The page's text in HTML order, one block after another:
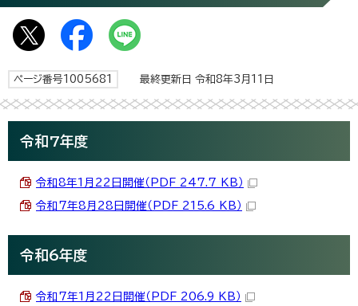
ページ番号1005681 最終更新日 令和8年3月11日
令和7年度
令和8年1月22日開催（PDF 247.7 KB）
令和7年8月28日開催（PDF 215.6 KB）
令和6年度
令和7年1月22日開催（PDF 206.9 KB）